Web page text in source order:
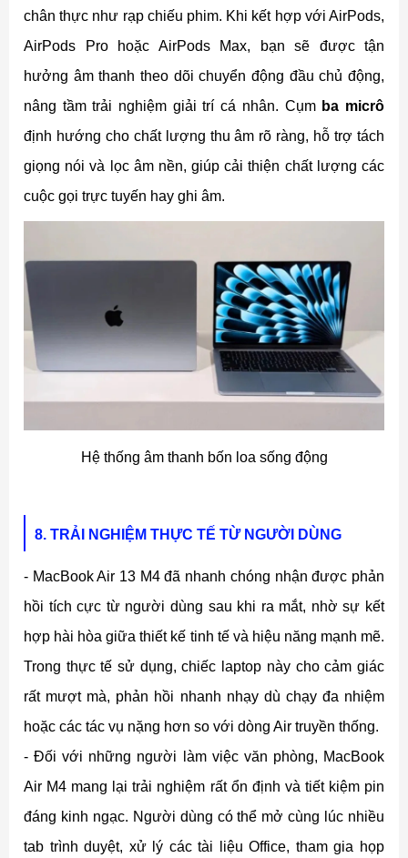
chân thực như rạp chiếu phim. Khi kết hợp với AirPods,
AirPods Pro hoặc AirPods Max, bạn sẽ được tận
hưởng âm thanh theo dõi chuyển động đầu chủ động,
nâng tầm trải nghiệm giải trí cá nhân. Cụm ba micrô
định hướng cho chất lượng thu âm rõ ràng, hỗ trợ tách
giọng nói và lọc âm nền, giúp cải thiện chất lượng các
cuộc gọi trực tuyến hay ghi âm.
Hệ thống âm thanh bốn loa sống động
8. TRẢI NGHIỆM THỰC TẾ TỪ NGƯỜI DÙNG
- MacBook Air 13 M4 đã nhanh chóng nhận được phản
hồi tích cực từ người dùng sau khi ra mắt, nhờ sự kết
hợp hài hòa giữa thiết kế tinh tế và hiệu năng mạnh mẽ.
Trong thực tế sử dụng, chiếc laptop này cho cảm giác
rất mượt mà, phản hồi nhanh nhạy dù chạy đa nhiệm
hoặc các tác vụ nặng hơn so với dòng Air truyền thống.
- Đối với những người làm việc văn phòng, MacBook
Air M4 mang lại trải nghiệm rất ổn định và tiết kiệm pin
đáng kinh ngạc. Người dùng có thể mở cùng lúc nhiều
tab trình duyệt, xử lý các tài liệu Office, tham gia họp